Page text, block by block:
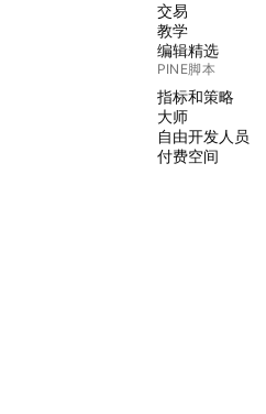
交易
教学
编辑精选
PINE脚本
指标和策略
大师
自由开发人员
付费空间